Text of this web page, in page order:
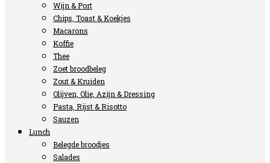
Wijn & Port
Chips, Toast & Koekjes
Macarons
Koffie
Thee
Zoet broodbeleg
Zout & Kruiden
Olijven, Olie, Azijn & Dressing
Pasta, Rijst & Risotto
Sauzen
Lunch
Belegde broodjes
Salades